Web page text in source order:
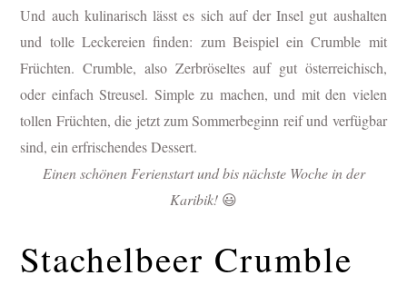
Und auch kulinarisch lässt es sich auf der Insel gut aushalten
und tolle Leckereien finden: zum Beispiel ein Crumble mit
Früchten. Crumble, also Zerbröseltes auf gut österreichisch,
oder einfach Streusel. Simple zu machen, und mit den vielen
tollen Früchten, die jetzt zum Sommerbeginn reif und verfügbar
sind, ein erfrischendes Dessert.
Einen schönen Ferienstart und bis nächste Woche in der
Karibik! 😃
Stachelbeer Crumble